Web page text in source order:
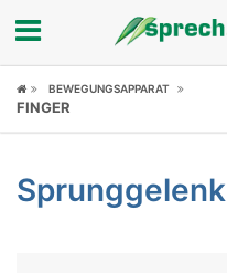
Fokus
Symptome
BEWEGUNGSAPPARAT
FINGER
Sprunggelenk